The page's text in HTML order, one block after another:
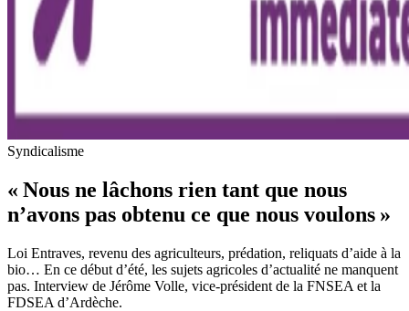
Syndicalisme
« Nous ne lâchons rien tant que nous
n’avons pas obtenu ce que nous voulons »
Loi Entraves, revenu des agriculteurs, prédation, reliquats d’aide à la
bio… En ce début d’été, les sujets agricoles d’actualité ne manquent
pas. Interview de Jérôme Volle, vice-président de la FNSEA et la
FDSEA d’Ardèche.